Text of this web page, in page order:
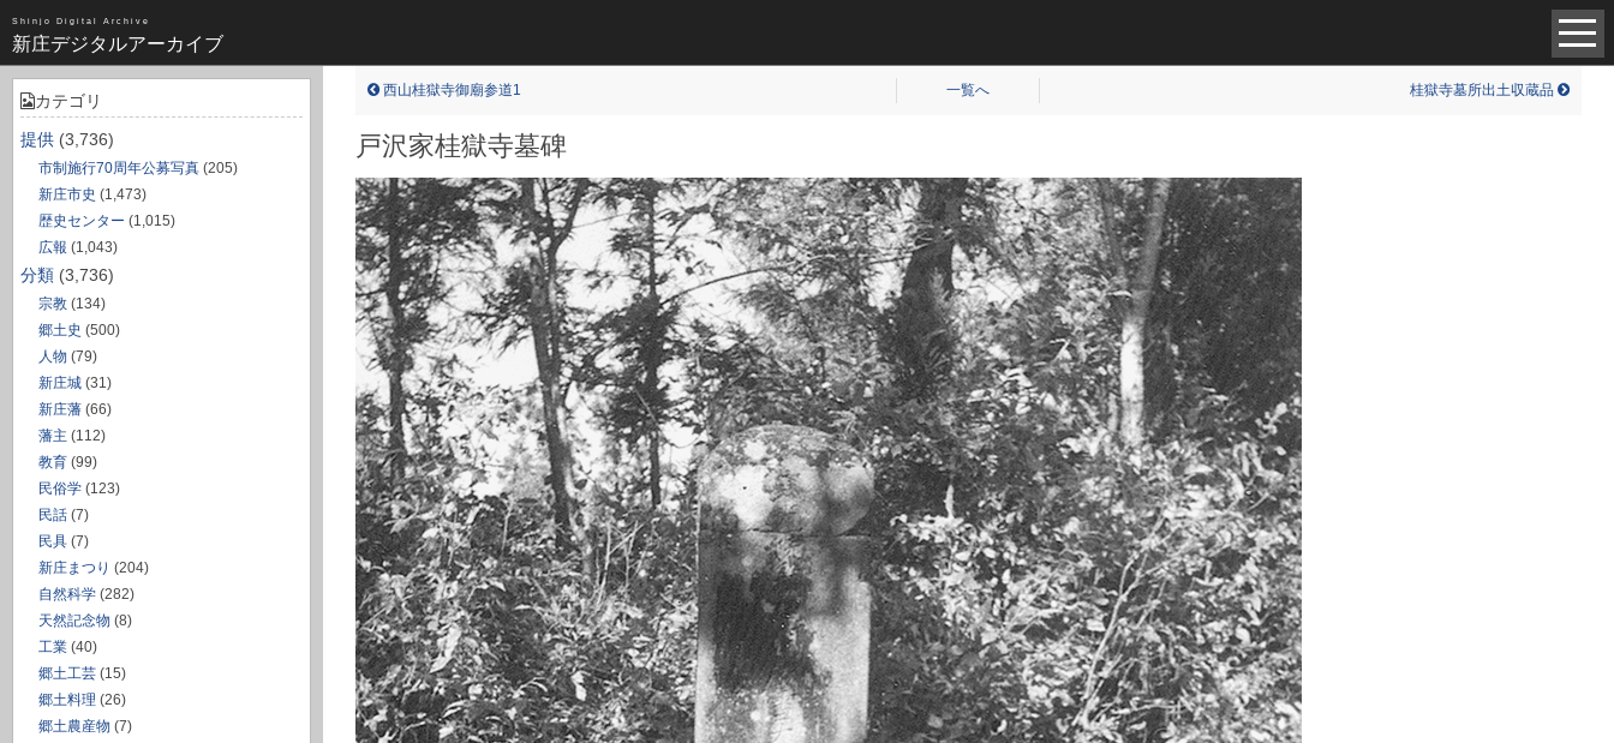
Shinjo Digital Archive
新庄デジタルアーカイブ
近世（14）
タグ全一覧
新庄デジタルアーカイブについて
カテゴリ
提供 (3,736)
市制施行70周年公募写真 (205)
新庄市史 (1,473)
歴史センター (1,015)
広報 (1,043)
分類 (3,736)
宗教 (134)
郷土史 (500)
人物 (79)
新庄城 (31)
新庄藩 (66)
藩主 (112)
教育 (99)
民俗学 (123)
民話 (7)
民具 (7)
新庄まつり (204)
自然科学 (282)
天然記念物 (8)
工業 (40)
郷土工芸 (15)
郷土料理 (26)
郷土農産物 (7)
西山桂獄寺御廟参道1 一覧へ 桂獄寺墓所出土収蔵品
戸沢家桂獄寺墓碑